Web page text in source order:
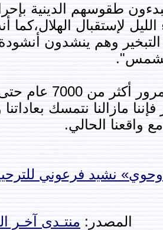
طقوسهم الدينية
لإستقبال
وهم ينشدون
وأضاف "عامر"
مازالنا نتمسك بعاداتنا
واقعنا الحالي.
نشيد فرعوني
المصدر: منتـدى آخـر